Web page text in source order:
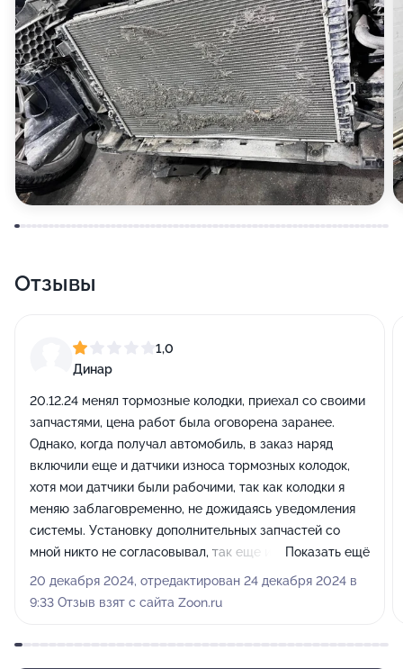
Отзывы
1,0
Динар
20.12.24 менял тормозные колодки, приехал со своими
запчастями, цена работ была оговорена заранее.
Однако, когда получал автомобиль, в заказ наряд
включили еще и датчики износа тормозных колодок,
хотя мои датчики были рабочими, так как колодки я
меняю заблаговременно, не дожидаясь уведомления
системы. Установку дополнительных запчастей со
мной никто не согласовывал, так еще и посчитали эти
датчики с огромной наценкой(500₽ за передний
датчик, и 2000₽ за задний!!! При их цене в 300₽
Показать ещё
20 декабря 2024, отредактирован 24 декабря 2024 в
9:33 Отзыв взят с сайта Zoon.ru